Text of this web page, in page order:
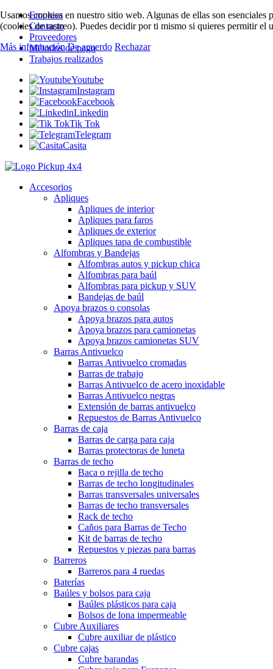
Empresa
Contacto
Proveedores
Métodos de pago
Trabajos realizados
Youtube
Instagram
Facebook
Linkedin
Tik Tok
Telegram
Casita
Accesorios
Apliques
Apliques de interior
Apliques para faros
Apliques de exterior
Apliques tapa de combustible
Alfombras y Bandejas
Alfombras autos y pickup chica
Alfombras para baúl
Alfombras para pickup y SUV
Bandejas de baúl
Apoya brazos o consolas
Apoya brazos para autos
Apoya brazos para camionetas
Apoya brazos camionetas SUV
Barras Antivuelco
Barras Antivuelco cromadas
Barras de trabajo
Barras Antivuelco de acero inoxidable
Barras Antivuelco negras
Extensión de barras antivuelco
Repuestos de Barras Antivuelco
Barras de caja
Barras de carga para caja
Barras protectoras de luneta
Barras de techo
Baca o rejilla de techo
Barras de techo longitudinales
Barras transversales universales
Barras de techo transversales
Rack de techo
Caños para Barras de Techo
Kit de barras de techo
Repuestos y piezas para barras
Barreros
Barreros para 4 ruedas
Baterías
Baúles y bolsos para caja
Baúles plásticos para caja
Bolsos de lona impermeable
Cubre Auxiliares
Cubre auxiliar de plástico
Cubre cajas
Cubre barandas
Usamos cookies en nuestro sitio web. Algunas de ellas son
(cookies de rastreo). Puedes decidir por ti mismo si quieres permitir el
Más información De acuerdo Rechazar